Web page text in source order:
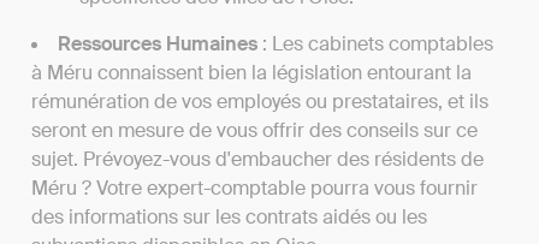
Ressources Humaines : Les cabinets comptables
à Méru connaissent bien la législation entourant la
rémunération de vos employés ou prestataires, et ils
seront en mesure de vous offrir des conseils sur ce
sujet. Prévoyez-vous d'embaucher des résidents de
Méru ? Votre expert-comptable pourra vous fournir
des informations sur les contrats aidés ou les